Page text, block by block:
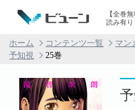
【全巻
読み有り
ホーム コンテンツ一覧 マン
予知視
25巻